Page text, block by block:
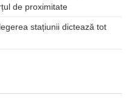
de proximitate
stațiunii dictează tot